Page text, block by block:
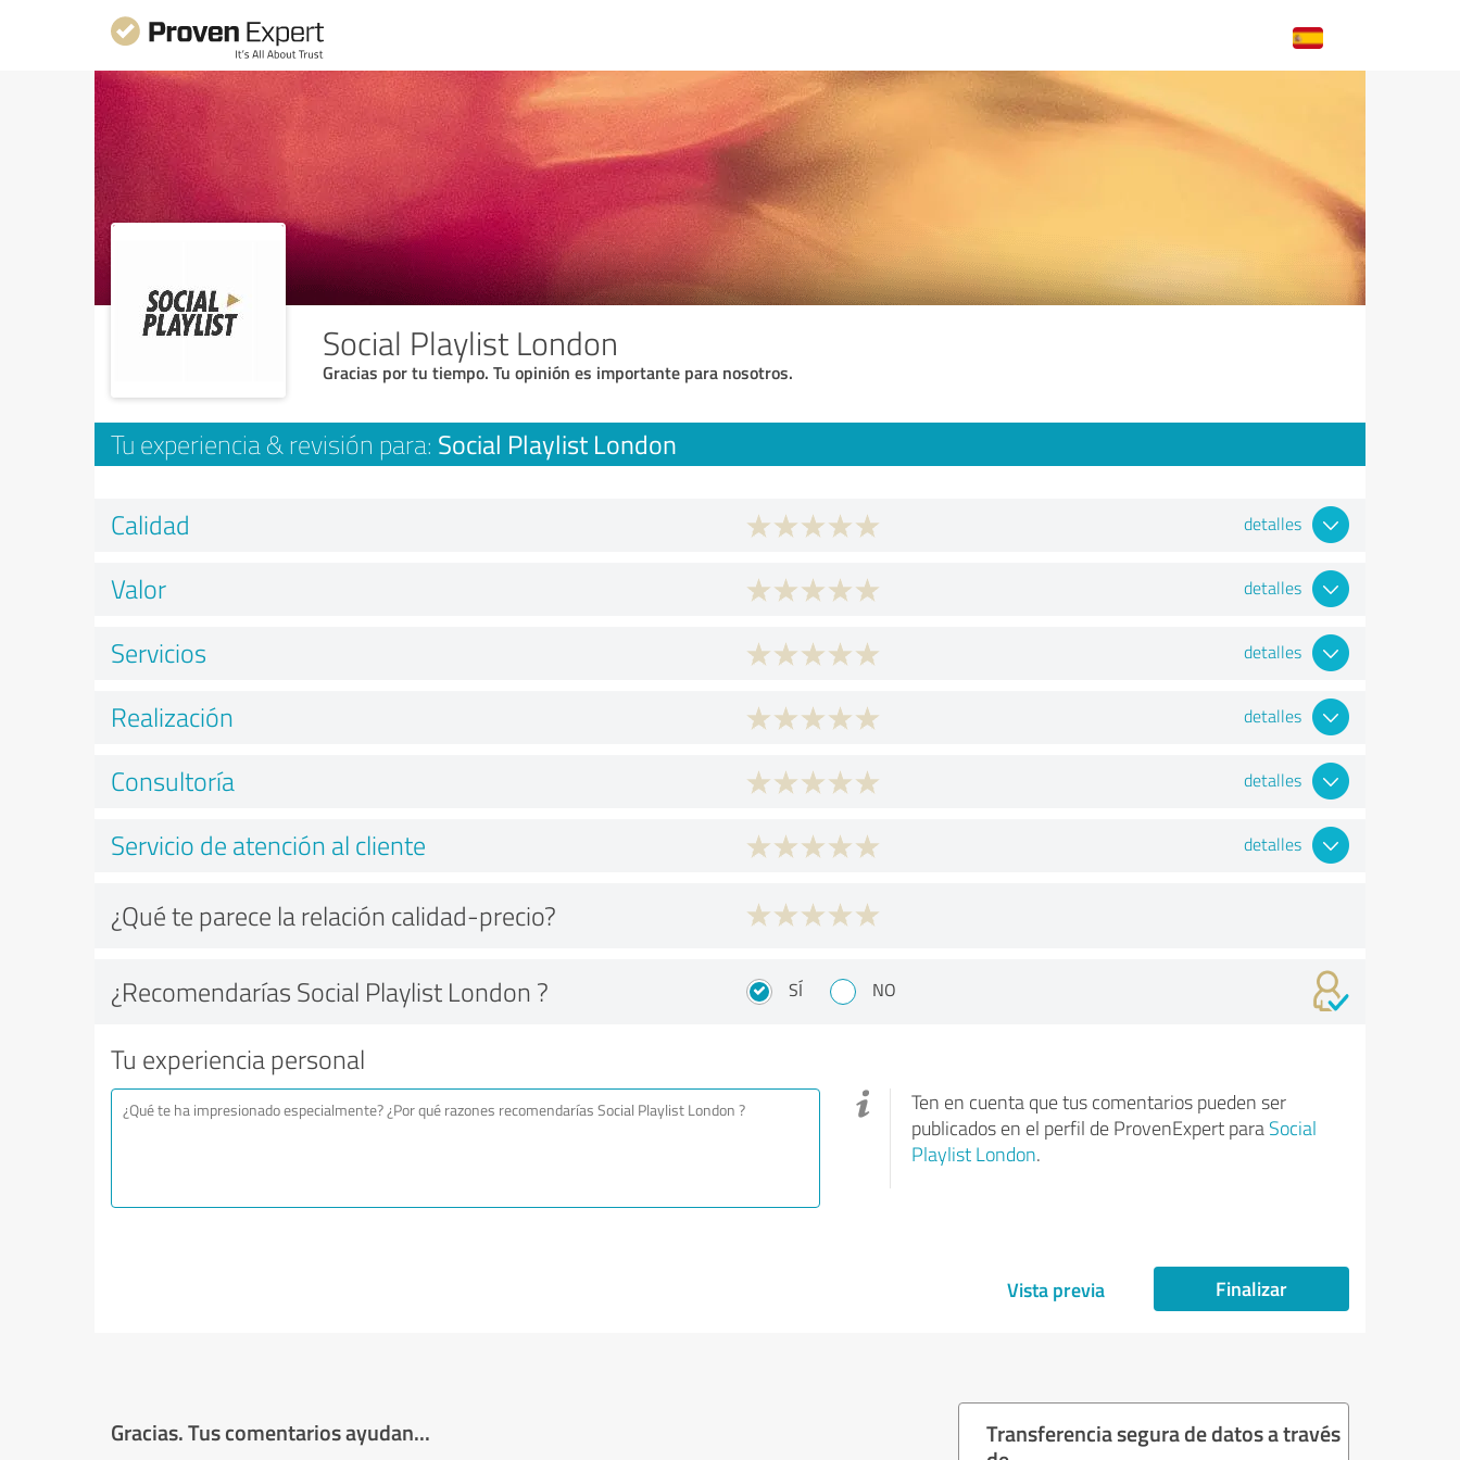
Social Playlist London
Gracias por tu tiempo. Tu opinión es importante para nosotros.
Tu experiencia & revisión para: Social Playlist London
Calidad detalles
Valor detalles
Servicios detalles
Realización detalles
Consultoría detalles
Servicio de atención al cliente detalles
¿Qué te parece la relación calidad-precio?
¿Recomendarías Social Playlist London ? SÍ NO
Tu experiencia personal
Ten en cuenta que tus comentarios pueden ser
publicados en el perfil de ProvenExpert para Social
Playlist London.
Vista previa Finalizar
Gracias. Tus comentarios ayudan...
Transferencia segura de datos a través